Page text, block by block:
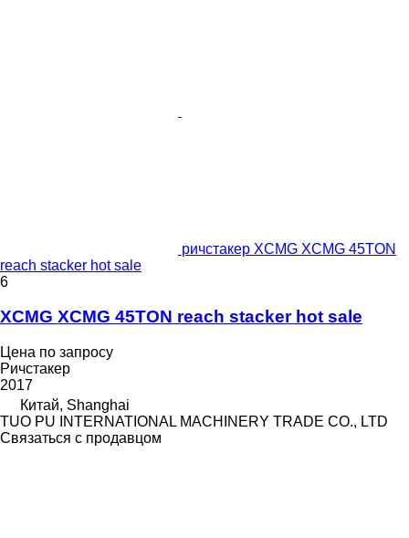
ричстакер XCMG XCMG 45TON
reach stacker hot sale
6
XCMG XCMG 45TON reach stacker hot sale
Цена по запросу
Ричстакер
2017
Китай, Shanghai
TUO PU INTERNATIONAL MACHINERY TRADE CO., LTD
Связаться с продавцом